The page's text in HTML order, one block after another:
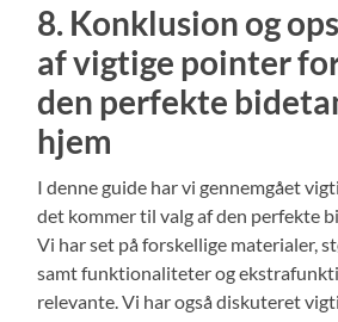
8. Konklusion og
af vigtige pointer
den perfekte
hjem
I denne guide har vi gennemgået
det kommer til valg af den perfekte
Vi har set på forskellige materialer,
samt funktionaliteter og
relevante. Vi har også diskuteret